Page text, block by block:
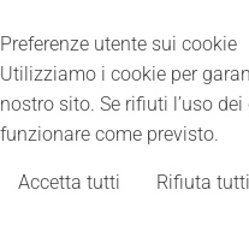
Preferenze utente sui cookie
Utilizziamo i cookie per
nostro sito. Se rifiuti l’uso
funzionare come previsto.
Accetta tutti Rifiuta tutti